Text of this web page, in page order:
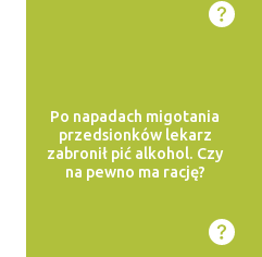
Po napadach migotania
przedsionków lekarz
zabronił pić alkohol. Czy
na pewno ma rację?